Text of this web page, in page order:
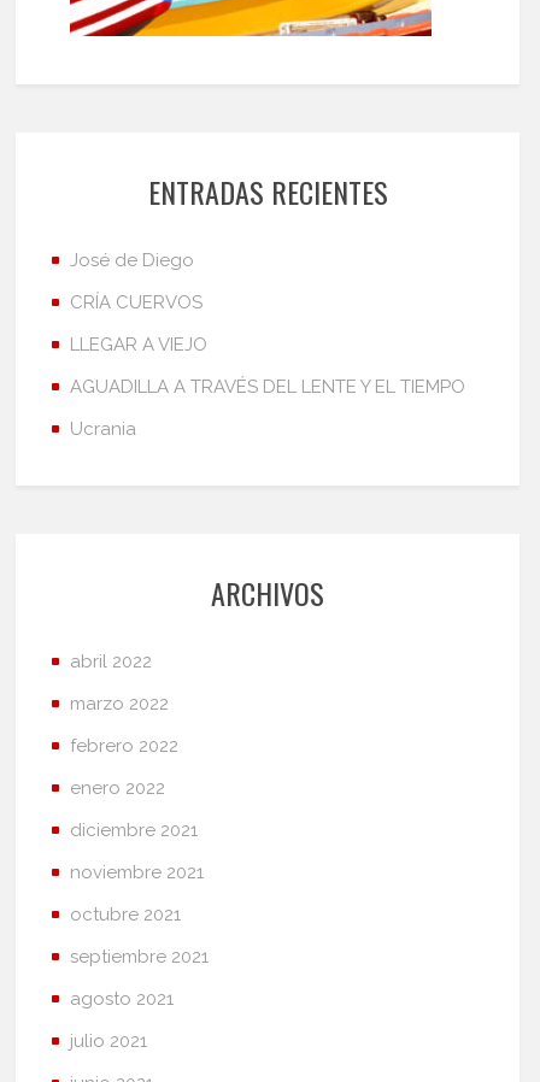
ENTRADAS RECIENTES
José de Diego
CRÍA CUERVOS
LLEGAR A VIEJO
AGUADILLA A TRAVÉS DEL LENTE Y EL TIEMPO
Ucrania
ARCHIVOS
abril 2022
marzo 2022
febrero 2022
enero 2022
diciembre 2021
noviembre 2021
octubre 2021
septiembre 2021
agosto 2021
julio 2021